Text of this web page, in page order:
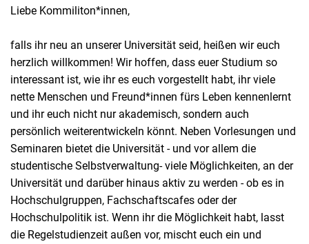
Liebe Kommiliton*innen,
falls ihr neu an unserer Universität seid, heißen wir euch
herzlich willkommen! Wir hoffen, dass euer Studium so
interessant ist, wie ihr es euch vorgestellt habt, ihr viele
nette Menschen und Freund*innen fürs Leben kennenlernt
und ihr euch nicht nur akademisch, sondern auch
persönlich weiterentwickeln könnt. Neben Vorlesungen und
Seminaren bietet die Universität - und vor allem die
studentische Selbstverwaltung- viele Möglichkeiten, an der
Universität und darüber hinaus aktiv zu werden - ob es in
Hochschulgruppen, Fachschaftscafes oder der
Hochschulpolitik ist. Wenn ihr die Möglichkeit habt, lasst
die Regelstudienzeit außen vor, mischt euch ein und